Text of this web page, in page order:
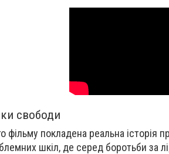
свободи
фільму покладена реальна історія
шкіл, де серед боротьби за